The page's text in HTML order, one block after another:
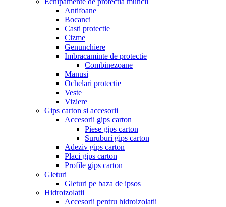
Antifoane
Bocanci
Casti protectie
Cizme
Genunchiere
Imbracaminte de protectie
Combinezoane
Manusi
Ochelari protectie
Veste
Viziere
Gips carton si accesorii
Accesorii gips carton
Piese gips carton
Suruburi gips carton
Adeziv gips carton
Placi gips carton
Profile gips carton
Gleturi
Gleturi pe baza de ipsos
Hidroizolatii
Accesorii pentru hidroizolatii